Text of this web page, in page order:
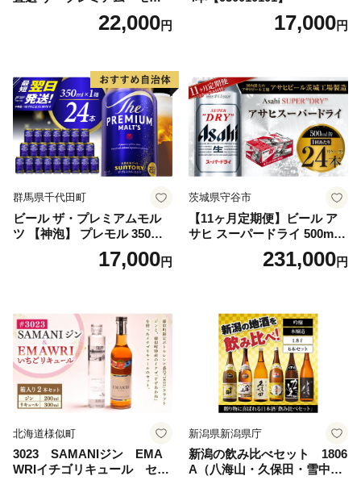
ツ 350ml×24本 プレモル [149
22,000円 17,000円
群馬県千代田町
ビール ザ・プレミアムモル
ツ 【神泡】 プレモル 350ml
× 24本 サントリー〈天然水の
ビール工場〉群馬※沖縄・離
17,000円
茨城県守谷市
【11ヶ月定期便】ビール ア
サヒ スーパードライ 500ml 2
4本 1ケース×11ヶ月 | アサヒ
ビール 究極の辛口 酒 お酒 ア
uper dry 11回 缶ビール 缶 ギ
フト 内祝い 茨城県守谷市 送
料無料
231,000円
北海道様似町
3023 SAMANIジン EMA
WRIイチゴリキュール セッ
新潟県新潟県庁
新潟の飲み比べセット 1806
A（八海山・久保田・雪中